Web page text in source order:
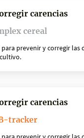
carencias
cereal
prevenir y corregir las
carencias
tracker